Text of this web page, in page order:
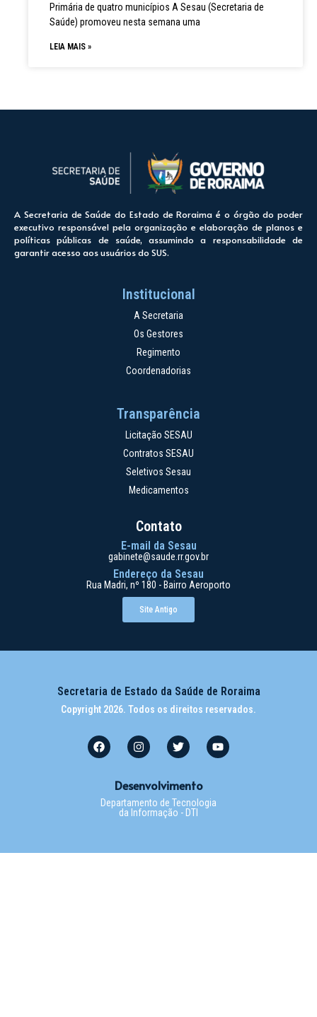
Primária de quatro municípios A Sesau (Secretaria de
Saúde) promoveu nesta semana uma
LEIA MAIS »
A Secretaria de Saúde do Estado de Roraima é o órgão do poder
executivo responsável pela organização e elaboração de planos e
políticas públicas de saúde, assumindo a responsabilidade de
garantir acesso aos usuários do SUS.
Institucional
A Secretaria
Os Gestores
Regimento
Coordenadorias
Transparência
Licitação SESAU
Contratos SESAU
Seletivos Sesau
Medicamentos
Contato
E-mail da Sesau
gabinete@saude.rr.gov.br
Endereço da Sesau
Rua Madri, nº 180 - Bairro Aeroporto
Site Antigo
Secretaria de Estado da Saúde de Roraima
Copyright 2026. Todos os direitos reservados.
Desenvolvimento
Departamento de Tecnologia
da Informação - DTI